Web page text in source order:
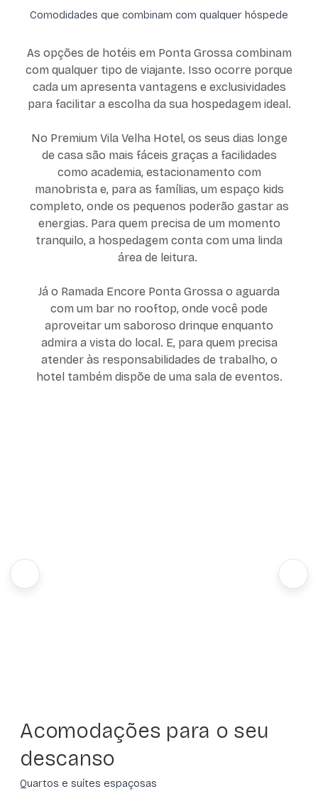
Comodidades que combinam com qualquer hóspede
As opções de hotéis em Ponta Grossa combinam
com qualquer tipo de viajante. Isso ocorre porque
cada um apresenta vantagens e exclusividades
para facilitar a escolha da sua hospedagem ideal.
No Premium Vila Velha Hotel, os seus dias longe
de casa são mais fáceis graças a facilidades
como academia, estacionamento com
manobrista e, para as famílias, um espaço kids
completo, onde os pequenos poderão gastar as
energias. Para quem precisa de um momento
tranquilo, a hospedagem conta com uma linda
área de leitura.
Já o Ramada Encore Ponta Grossa o aguarda
com um bar no rooftop, onde você pode
aproveitar um saboroso drinque enquanto
admira a vista do local. E, para quem precisa
atender às responsabilidades de trabalho, o
hotel também dispõe de uma sala de eventos.
Acomodações para o seu
descanso
Quartos e suítes espaçosas